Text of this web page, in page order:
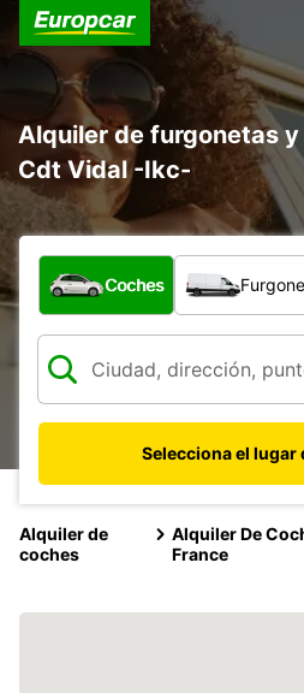
Alquiler de furgonetas
Cdt Vidal -Ikc-
¿Qué tipo de vehículo?
Coches
Selecciona el lugar
Alquiler de
coches
Alquiler De
France